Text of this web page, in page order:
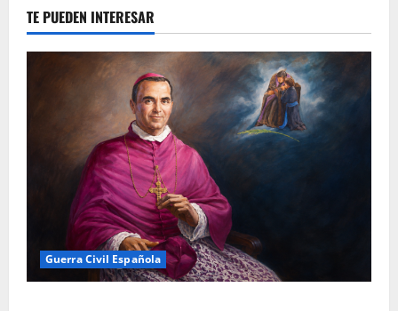
TE PUEDEN INTERESAR
Guerra Civil Española